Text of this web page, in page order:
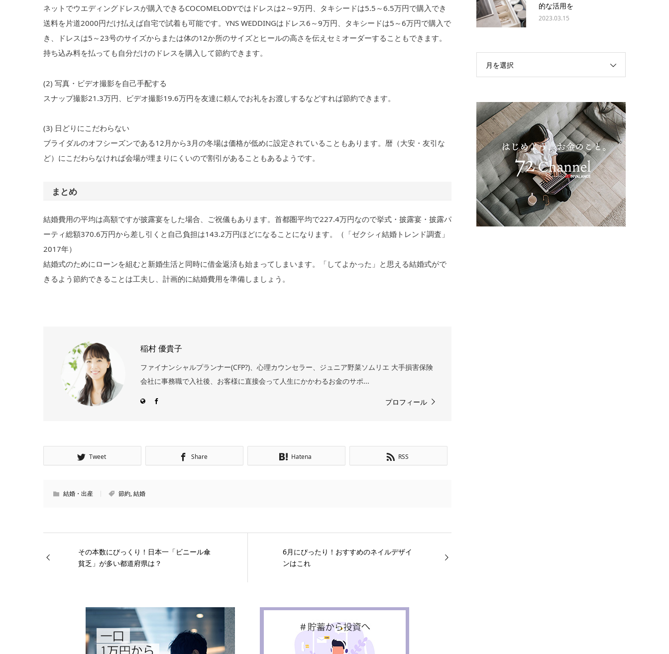
ネットでウエディングドレスが購入できるCOCOMELODYではドレスは2～9万円、タキシードは5.5～6.5万円で購入でき
送料を片道2000円だけ払えば自宅で試着も可能です。YNS WEDDINGはドレス6～9万円、タキシードは5～6万円で購入で
き、ドレスは5～23号のサイズからまたは体の12か所のサイズとヒールの高さを伝えセミオーダーすることもできます。
持ち込み料を払っても自分だけのドレスを購入して節約できます。
(2) 写真・ビデオ撮影を自己手配する
スナップ撮影21.3万円、ビデオ撮影19.6万円を友達に頼んでお礼をお渡しするなどすれば節約できます。
(3) 日どりにこだわらない
ブライダルのオフシーズンである12月から3月の冬場は価格が低めに設定されていることもあります。暦（大安・友引な
ど）にこだわらなければ会場が埋まりにくいので割引があることもあるようです。
まとめ
結婚費用の平均は高額ですが披露宴をした場合、ご祝儀もあります。首都圏平均で227.4万円なので挙式・披露宴・披露パ
ーティ総額370.6万円から差し引くと自己負担は143.2万円ほどになることになります。（「ゼクシィ結婚トレンド調査」
2017年）
結婚式のためにローンを組むと新婚生活と同時に借金返済も始まってしまいます。「してよかった」と思える結婚式がで
きるよう節約できることは工夫し、計画的に結婚費用を準備しましょう。
稲村 優貴子
ファイナンシャルプランナー(CFP?)、心理カウンセラー、ジュニア野菜ソムリエ 大手損害保険
会社に事務職で入社後、お客様に直接会って人生にかかわるお金のサポ...
プロフィール
Tweet Share Hatena RSS
結婚・出産 節約,結婚
その本数にびっくり！日本一「ビニール傘
貧乏」が多い都道府県は？
6月にぴったり！おすすめのネイルデザイ
ンはこれ
的な活用を
2023.03.15
月を選択